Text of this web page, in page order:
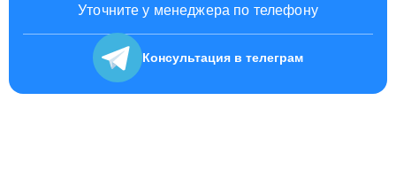
Уточните у менеджера по телефону
Консультация в телеграм